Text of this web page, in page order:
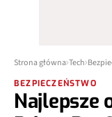
Strona główna Tech
BEZPIECZEŃSTWO
Najlepsze